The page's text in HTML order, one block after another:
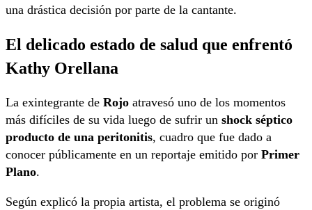
una drástica decisión por parte de la cantante.
El delicado estado de salud que enfrentó
Kathy Orellana
La exintegrante de Rojo atravesó uno de los momentos
más difíciles de su vida luego de sufrir un shock séptico
producto de una peritonitis, cuadro que fue dado a
conocer públicamente en un reportaje emitido por Primer
Plano.
Según explicó la propia artista, el problema se originó